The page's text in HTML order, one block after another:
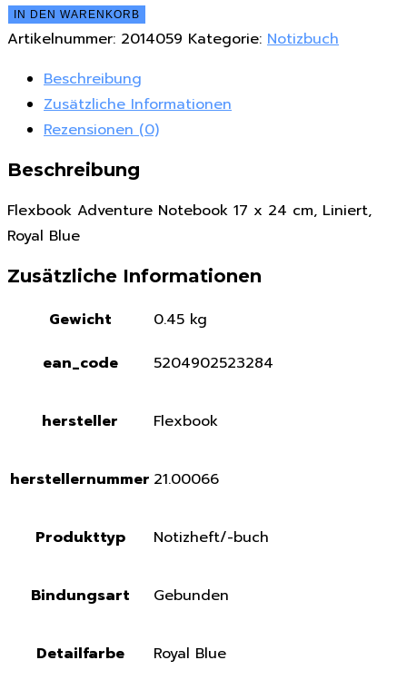
IN DEN WARENKORB
Artikelnummer: 2014059 Kategorie: Notizbuch
Beschreibung
Zusätzliche Informationen
Rezensionen (0)
Beschreibung
Flexbook Adventure Notebook 17 x 24 cm, Liniert,
Royal Blue
Zusätzliche Informationen
Gewicht
0.45 kg
ean_code
5204902523284
hersteller Flexbook
herstellernummer 21.00066
Produkttyp Notizheft/-buch
Bindungsart Gebunden
Detailfarbe Royal Blue